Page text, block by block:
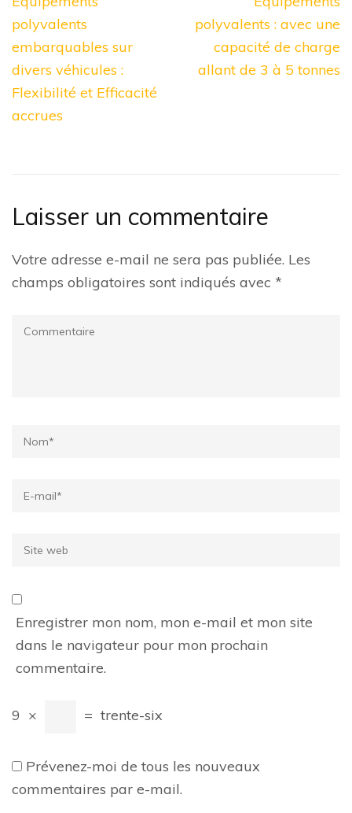
de
l’article
polyvalents
embarquables sur
divers véhicules :
Flexibilité et Efficacité
accrues
polyvalents : avec une
capacité de charge
allant de 3 à 5 tonnes
Laisser un commentaire
Votre adresse e-mail ne sera pas publiée. Les
champs obligatoires sont indiqués avec *
Commentaire
Name*
Email*
Site
Enregistrer mon nom, mon e-mail et mon site
dans le navigateur pour mon prochain
commentaire.
9 × = trente-six
Prévenez-moi de tous les nouveaux
commentaires par e-mail.